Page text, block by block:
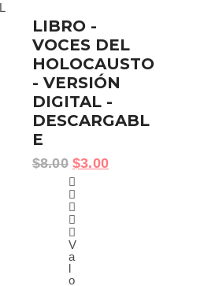
LIBRO -
VOCES DEL
HOLOCAUSTO
- VERSIÓN
DIGITAL -
DESCARGABL
E
$8.00 $3.00
V
a
l
o